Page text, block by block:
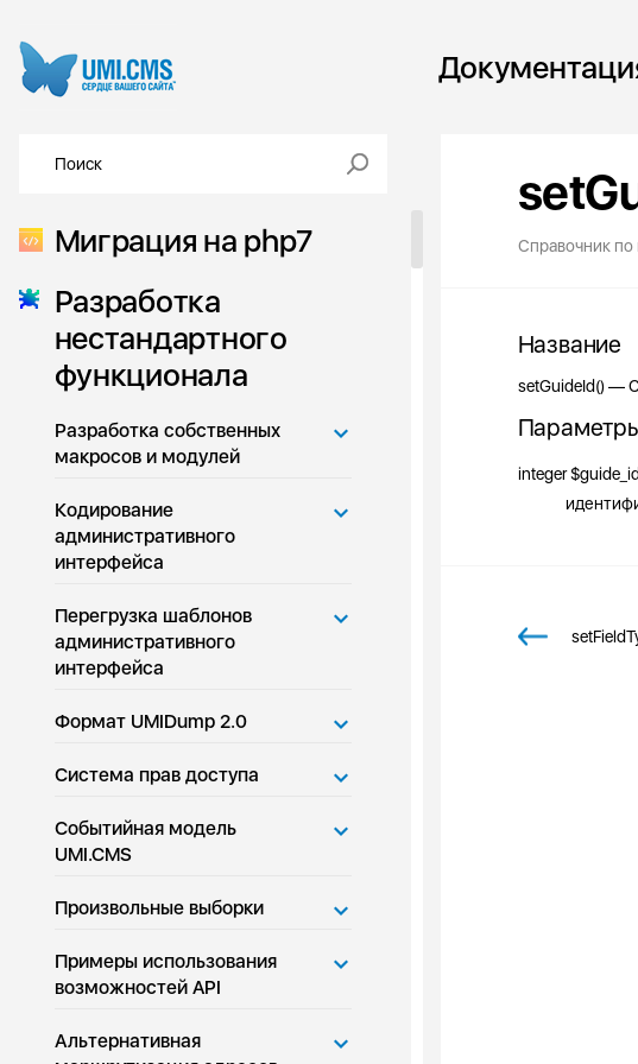
Миграция на php7
Разработка
нестандартного
функционала
Разработка собственных
макросов и модулей
Кодирование
административного
интерфейса
Перегрузка шаблонов
административного
интерфейса
Формат UMIDump 2.0
Система прав доступа
Событийная модель
UMI.CMS
Произвольные выборки
Примеры использования
возможностей API
Альтернативная
Справочник по
Название
setGuideId() —
integer$guide_id